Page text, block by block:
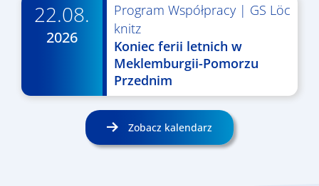
22.08.
2026
Program Współpracy| GS Löc
knitz
Koniec ferii letnich w
Meklemburgii-Pomorzu
Przednim
Zobacz kalendarz